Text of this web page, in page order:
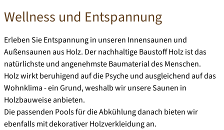
Wellness und Entspannung
Erleben Sie Entspannung in unseren Innensaunen und
Außensaunenaus Holz. Der nachhaltige Baustoff Holz ist das
natürlichste und angenehmste Baumaterial des Menschen.
Holz wirkt beruhigend auf die Psyche und ausgleichend auf das
Wohnklima - ein Grund, weshalb wir unsere Saunen in
Holzbauweise anbieten.
Die passenden Pools für die Abkühlung danach bieten wir
ebenfalls mit dekorativer Holzverkleidung an.